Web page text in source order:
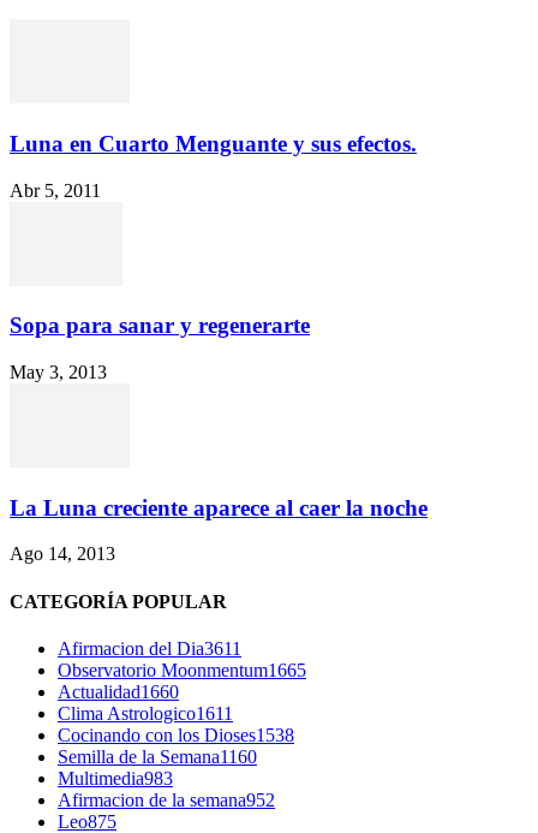
Luna en Cuarto Menguante y sus efectos.
Abr 5, 2011
Sopa para sanar y regenerarte
May 3, 2013
La Luna creciente aparece al caer la noche
Ago 14, 2013
CATEGORÍA POPULAR
Afirmacion del Dia3611
Observatorio Moonmentum1665
Actualidad1660
Clima Astrologico1611
Cocinando con los Dioses1538
Semilla de la Semana1160
Multimedia983
Afirmacion de la semana952
Leo875